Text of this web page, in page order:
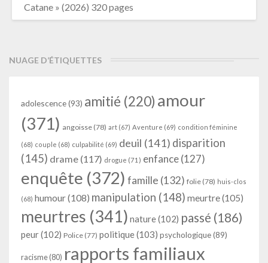
Catane » (2026) 320 pages
NUAGE D’ÉTIQUETTES
adolescence(93) amitié (220) amour
(371) angoisse (78) art (67) Aventure (69) condition féminine
(68) couple (68) culpabilité (69) deuil (141) disparition
(145) drame (117) drogue (71) enfance(127)
enquête (372) famille (132) folie (78) huis-clos
(68) humour(108) manipulation (148) meurtre(105)
meurtres (341) nature(102) passé (186)
peur(102) Police (77) politique(103) psychologique(89)
racisme (80) rapports familiaux